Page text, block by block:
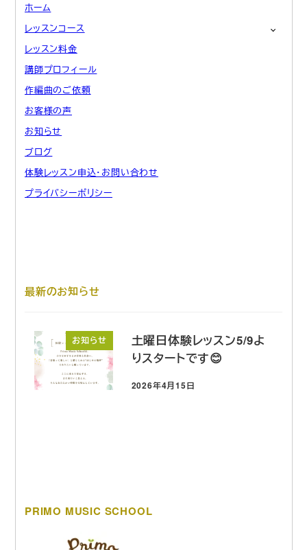
ホーム
レッスンコース
レッスン料金
講師プロフィール
作編曲のご依頼
お客様の声
お知らせ
ブログ
体験レッスン申込・お問い合わせ
プライバシーポリシー
最新のお知らせ
お知らせ
土曜日体験レッスン5/9よ
りスタートです😊
投稿日
2026年4月15日
PRIMO MUSIC SCHOOL